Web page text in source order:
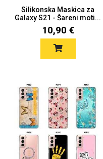
Silikonska Maskica za
Galaxy S21 - Šareni moti...
10,90 €